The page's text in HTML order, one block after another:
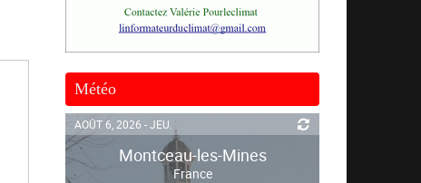
Météo
AOÛT 6, 2026 - JEU.
Montceau-les-Mines
France